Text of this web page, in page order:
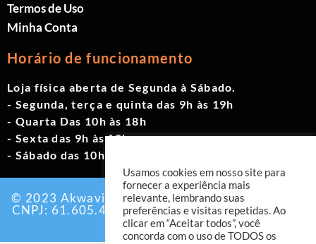
Termos de Uso
Minha Conta
Horário de funcionamento
Loja física aberta de Segunda à Sábado.
- Segunda, terça e quinta das 9h às 19h
- Quarta Das 10h às 18h
- Sexta das 9h às 18h
- Sábado das 10h às 17h
© 2023 Akwavita - Todos os direitos reservados.
CNPJ: 61.605.465/0001-60 Criado por:Agência
EAB Digital
Usamos cookies em nosso site para
fornecer a experiência mais
relevante, lembrando suas
preferências e visitas repetidas. Ao
clicar em “Aceitar todos”, você
concorda com o uso de TODOS os